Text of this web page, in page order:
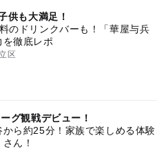
供も大満足！
のドリンクバーも！「華屋与兵
を徹底レポ
区
グ観戦デビュー！
から約25分！家族で楽しめる体験
ん！